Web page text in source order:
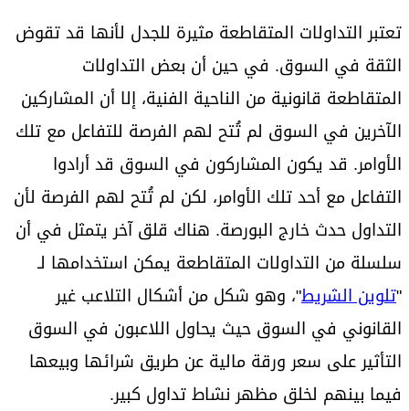
تعتبر التداولات المتقاطعة مثيرة للجدل لأنها قد تقوض
الثقة في السوق. في حين أن بعض التداولات
المتقاطعة قانونية من الناحية الفنية، إلا أن المشاركين
الآخرين في السوق لم تُتح لهم الفرصة للتفاعل مع تلك
الأوامر. قد يكون المشاركون في السوق قد أرادوا
التفاعل مع أحد تلك الأوامر، لكن لم تُتح لهم الفرصة لأن
التداول حدث خارج البورصة. هناك قلق آخر يتمثل في أن
سلسلة من التداولات المتقاطعة يمكن استخدامها لـ
"تلوين الشريط"، وهو شكل من أشكال التلاعب غير
القانوني في السوق حيث يحاول اللاعبون في السوق
التأثير على سعر ورقة مالية عن طريق شرائها وبيعها
فيما بينهم لخلق مظهر نشاط تداول كبير.